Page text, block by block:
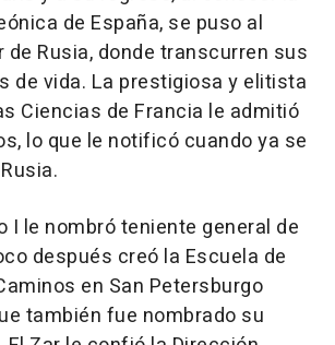
de España, se puso al
de Rusia, donde transcurren sus
de vida. La prestigiosa y elitista
Ciencias de Francia le admitió
lo que le notificó cuando ya se
I le nombró teniente general de
después creó la Escuela de
en San Petersburgo
también fue nombrado su